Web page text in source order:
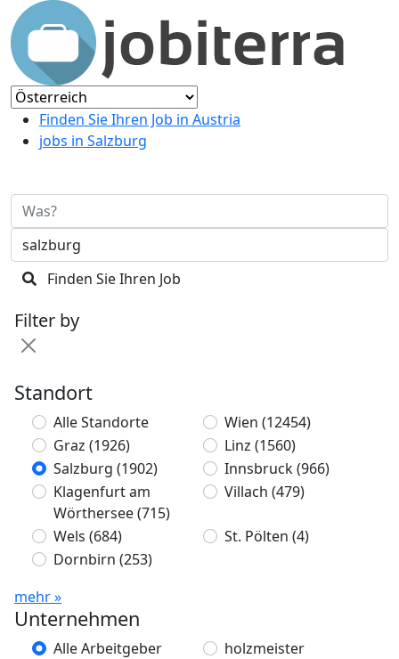
Finden Sie Ihren Job in Austria
jobs in Salzburg
Finden Sie Ihren Job
Filter by
Standort
Alle Standorte Wien (12454)
Graz (1926) Linz (1560)
Salzburg (1902) Innsbruck(966)
Klagenfurt am
Wörthersee(715)
Villach (479)
Wels (684) St. Pölten (4)
Dornbirn (253)
mehr »
Unternehmen
Alle Arbeitgeber
holzmeister